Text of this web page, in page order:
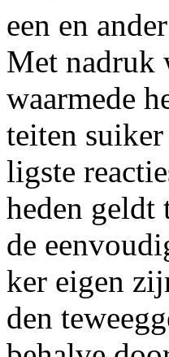
een en
Met nadruk
waarmede
teiten suiker
ligste
heden geldt
de
ker eigen
den